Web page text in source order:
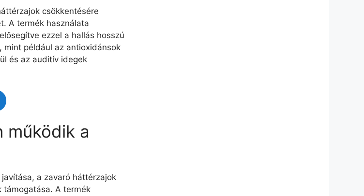
csökkentésére
A termék használata
ezzel a hallás hosszú
mint például az antioxidánsok
és az auditív idegek
működik a
a zavaró háttérzajok
támogatása. A termék